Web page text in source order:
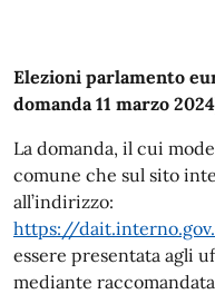
Elezioni parlamento
domanda 11 marzo
La domanda, il cui
comune che sul sito
all’indirizzo:
https://
essere presentata agli
mediante